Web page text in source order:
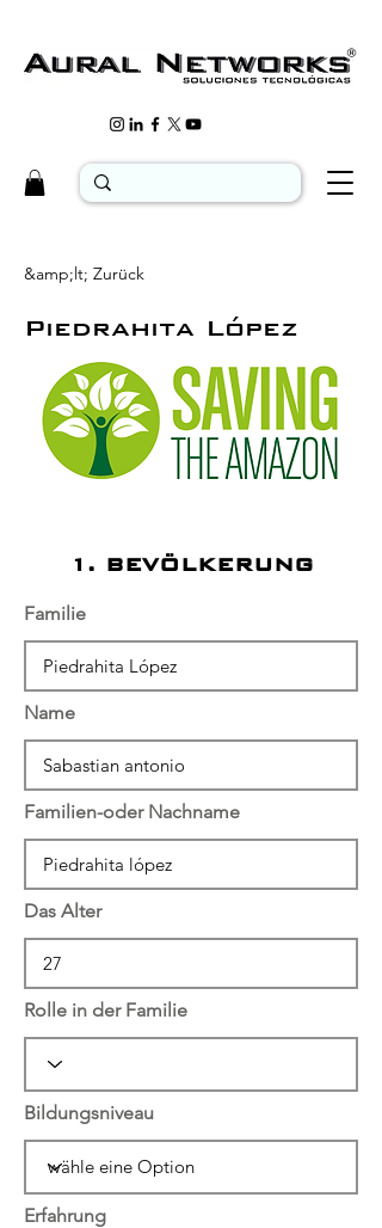
&amp;lt; Zurück
Piedrahita López
1. BEVÖLKERUNG
Familie
Name
Familien-oder Nachname
Das Alter
Rolle in der Familie
Bildungsniveau
Erfahrung